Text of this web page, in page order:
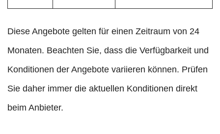
Diese Angebote gelten für einen Zeitraum von 24
Monaten. Beachten Sie, dass die Verfügbarkeit und
Konditionen der Angebote variieren können. Prüfen
Sie daher immer die aktuellen Konditionen direkt
beim Anbieter.